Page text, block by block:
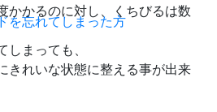
を忘れてしまった方
かかるのに対し、くちびるは数
まっても、
きれいな状態に整える事が出来